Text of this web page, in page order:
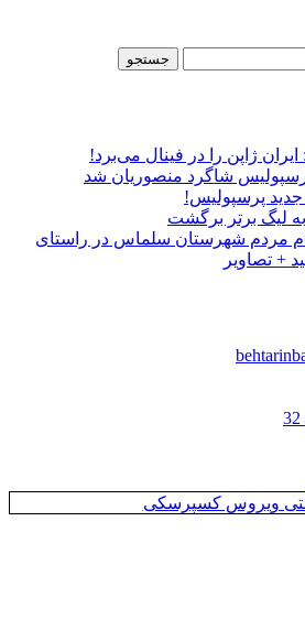
ژاپن را در فینال می‌برد!
شاگرد منصوریان شد
جدید پرسپولیس!
لیگ برتر برگشت
مردم شهرستان سلماس در راستای
+ تصاویر
ویروس کسپرسکی